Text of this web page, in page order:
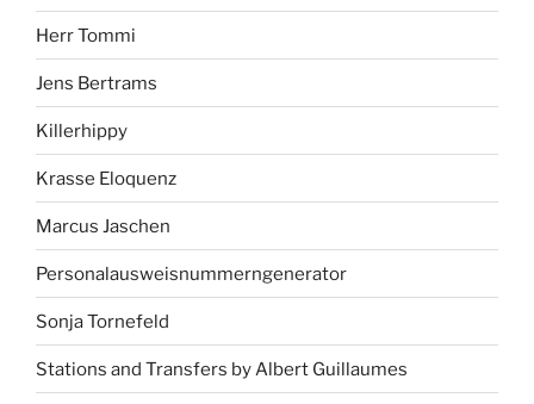
Herr Tommi
Jens Bertrams
Killerhippy
Krasse Eloquenz
Marcus Jaschen
Personalausweisnummerngenerator
Sonja Tornefeld
Stations and Transfers by Albert Guillaumes